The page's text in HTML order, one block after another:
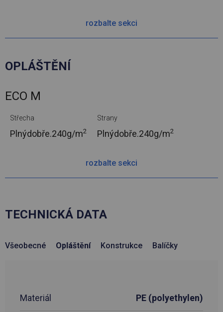
rozbalte sekci
OPLÁŠTĚNÍ
ECO M
Střecha
Plnýdobře.240g/m2
Strany
Plnýdobře.240g/m2
rozbalte sekci
TECHNICKÁ DATA
Všeobecné Opláštění Konstrukce Balíčky
Materiál PE (polyethylen)